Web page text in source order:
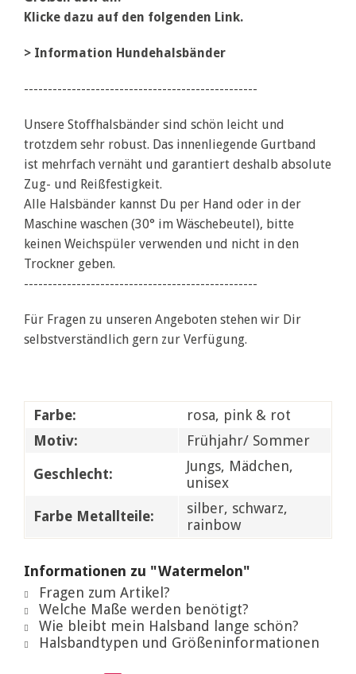
Klicke dazu auf den folgenden Link.
> Information Hundehalsbänder
-------------------------------------------------
Unsere Stoffhalsbänder sind schön leicht und
trotzdem sehr robust. Das innenliegende Gurtband
ist mehrfach vernäht und garantiert deshalb absolute
Zug- und Reißfestigkeit.
Alle Halsbänder kannst Du per Hand oder in der
Maschine waschen (30° im Wäschebeutel), bitte
keinen Weichspüler verwenden und nicht in den
Trockner geben.
-------------------------------------------------
Für Fragen zu unseren Angeboten stehen wir Dir
selbstverständlich gern zur Verfügung.
Farbe:
rosa, pink & rot
Motiv:
Frühjahr/ Sommer
Geschlecht:
Jungs, Mädchen,
unisex
Farbe Metallteile:
silber, schwarz,
rainbow
Informationen zu "Watermelon"
Fragen zum Artikel?
Welche Maße werden benötigt?
Wie bleibt mein Halsband lange schön?
Halsbandtypen und Größeninformationen